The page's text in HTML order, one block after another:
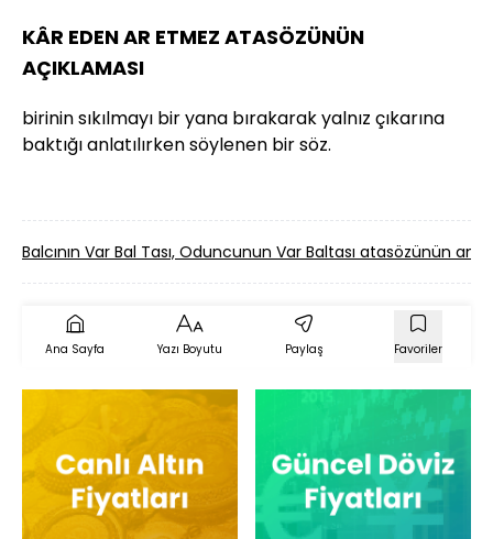
KÂR EDEN AR ETMEZ ATASÖZÜNÜN
AÇIKLAMASI
birinin sıkılmayı bir yana bırakarak yalnız çıkarına
baktığı anlatılırken söylenen bir söz.
Balcının Var Bal Tası, Oduncunun Var Baltası atasözünün
Ana Sayfa Yazı Boyutu Paylaş Favoriler